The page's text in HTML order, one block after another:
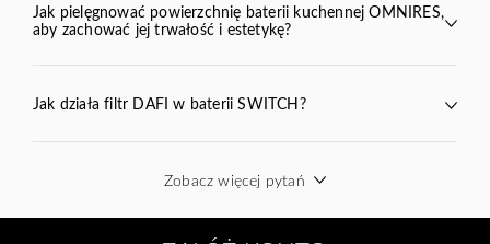
Jak pielęgnować powierzchnię baterii kuchennej OMNIRES,
aby zachować jej trwałość i estetykę?
omnires.com/pl/pielegnacja-produktow
Jak działa filtr DAFI w baterii SWITCH?
Zobacz więcej pytań